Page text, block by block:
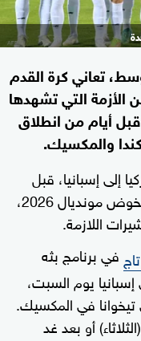
تعاني كرة القدم
الأزمة التي تشهدها
أيام من انطلاق
والمكسيك.
إلى إسبانيا، قبل
التوجه إلى مقر إقامتها في المكسيك لخوض مونديال 2026،
اللازمة.
في برنامج بثه
إسبانيا يوم السبت،
في المكسيك.
أو بعد غد